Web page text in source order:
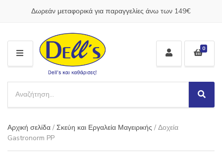
Δωρεάν μεταφορικά για παραγγελίες άνω των 149€
M
E
N
U
a
e
g
o
a
c
h
p
S
e
h
0
Αρχική σελίδα / Σκεύη και Εργαλεία Μαγειρικής / Δοχεία
Gastronorm PP